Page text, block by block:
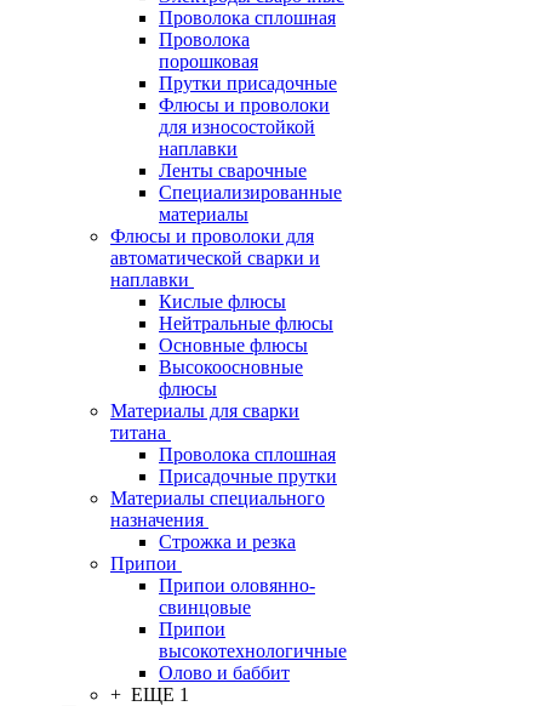
Проволока сплошная
Проволока
порошковая
Прутки присадочные
Флюсы и проволоки
для износостойкой
наплавки
Ленты сварочные
Специализированные
материалы
Флюсы и проволоки для
автоматической сварки и
наплавки
Кислые флюсы
Нейтральные флюсы
Основные флюсы
Высокоосновные
флюсы
Материалы для сварки
титана
Проволока сплошная
Присадочные прутки
Материалы специального
назначения
Строжка и резка
Припои
Припои оловянно-
свинцовые
Припои
высокотехнологичные
Олово и баббит
+ ЕЩЕ 1